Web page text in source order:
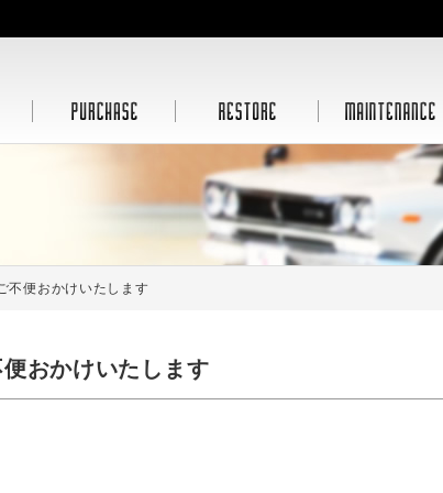
便おかけいたします
おかけいたします